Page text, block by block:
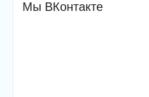
Мы ВКонтакте